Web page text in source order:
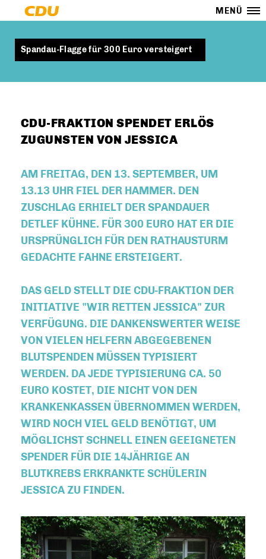
MENÜ
Spandau-Flagge für 300 Euro versteigert
CDU-FRAKTION SPENDET ERLÖS
ZUGUNSTEN VON JESSICA
AM FREITAG, DEN 13. SEPTEMBER, UM
13.13 UHR FIEL DER HAMMER. DEN
ZUSCHLAG ERHIELT DER SPANDAUER
DETLEF KÜHNE. FÜR 300 EURO HAT ER DIE
URSPRÜNGLICH FÜR DEN RATHAUSTURM
GEDACHTE FAHNE ERSTEIGERT.
DAS GELD STELLT DIE CDU-FRAKTION DER
INITIATIVE "WIR RETTEN JESSICA" ZUR
VERFÜGUNG. DIE DANKENSWERTER WEISE
VON VIELEN HELFERN ABGEGEBENEN
BLUTSPENDEN MÜSSEN TYPISIERT
WERDEN. DA JEDE TYPISIERUNG CA. 50
EURO KOSTET, DIE NICHT VON DEN
KRANKENKASSEN ÜBERNOMMEN WERDEN,
WIRD NOCH VIEL GELD BENÖTIGT, UM
MÖGLICHST SCHNELL EINEN GEEIGNETEN
SPENDER FÜR DIE 14JÄHRIGE AN
BLUTKREBS ERKRANKTE SCHÜLERIN
JESSICA ZU FINDEN.